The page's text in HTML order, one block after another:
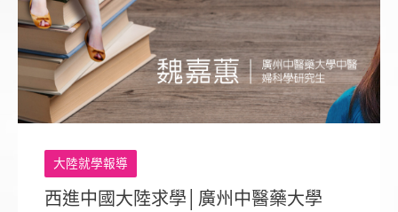
大陸就學報導
西進中國大陸求學│廣州中醫藥大學